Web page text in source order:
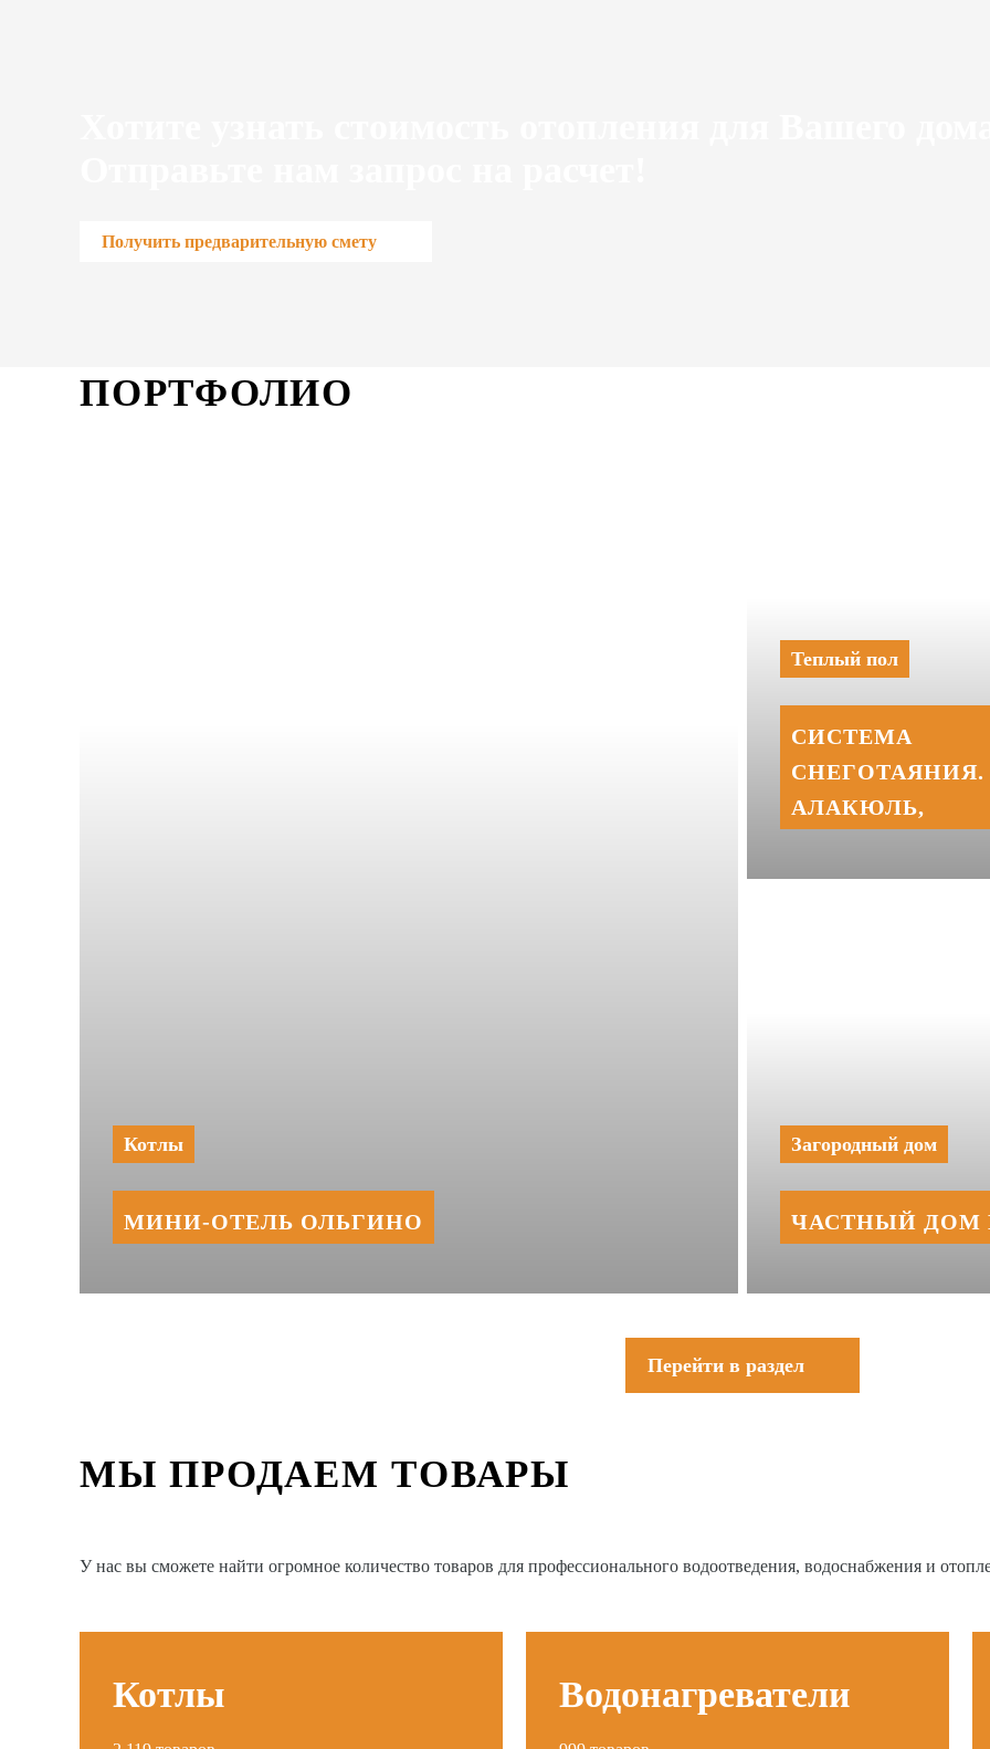
Получить предварительную смету
ПОРТФОЛИО
Котлы
МИНИ‑‏ОТЕЛЬ ОЛЬГИНО
Теплый пол
СИСТЕМА
СНЕГОТАЯНИЯ.
АЛАКЮЛЬ,
Загородный дом
ЧАСТНЫЙ ДОМ
Перейти в раздел
МЫ ПРОДАЕМ ТОВАРЫ
У нас вы сможете найти огромное количество товаров для профессионального водоотведения, водоснабжения и
Котлы Водонагреватели